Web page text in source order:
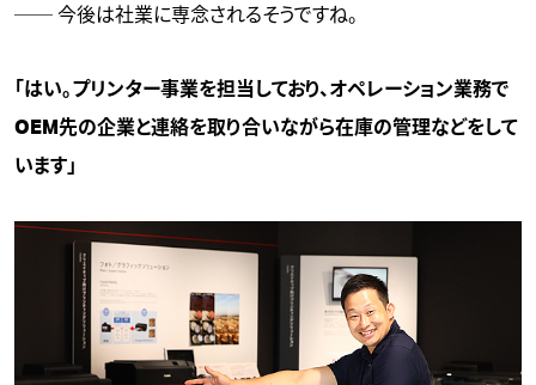
── 今後は社業に専念されるそうですね。
「はい。プリンター事業を担当しており、オペレーション業務で
OEM先の企業と連絡を取り合いながら在庫の管理などをして
います」